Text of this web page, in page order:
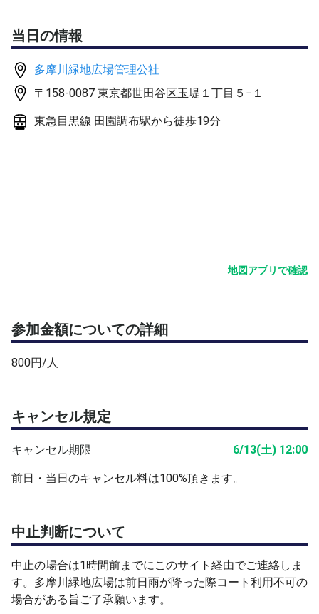
・ボールは主催者が用意します。
・プロフィール欄をご記入ください。プロフィール未記入
の方に過去何回かドタキャンされているため、プロフィー
ル未記入の方はお断りさせて頂いています。
・ご不明な点がある場合は遠慮なくお問い合わせ下さい。
当日の情報
多摩川緑地広場管理公社
〒158-0087 東京都世田谷区玉堤１丁目５−１
東急目黒線 田園調布駅から徒歩19分
地図アプリで確認
参加金額についての詳細
800円/人
キャンセル規定
キャンセル期限 6/13(土) 12:00
前日・当日のキャンセル料は100%頂きます。
中止判断について
中止の場合は1時間前までにこのサイト経由でご連絡しま
す。多摩川緑地広場は前日雨が降った際コート利用不可の
場合がある旨ご了承願います。